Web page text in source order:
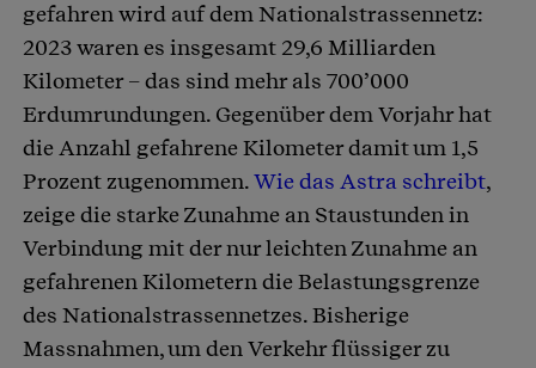
gefahren wird auf dem Nationalstrassennetz:
2023 waren es insgesamt 29,6 Milliarden
Kilometer – das sind mehr als 700’000
Erdumrundungen. Gegenüber dem Vorjahr hat
die Anzahl gefahrene Kilometer damit um 1,5
Prozent zugenommen.Wie das Astra schreibt,
zeige die starke Zunahme an Staustunden in
Verbindung mit der nur leichten Zunahme an
gefahrenen Kilometern die Belastungsgrenze
des Nationalstrassennetzes. Bisherige
Massnahmen, um den Verkehr flüssiger zu